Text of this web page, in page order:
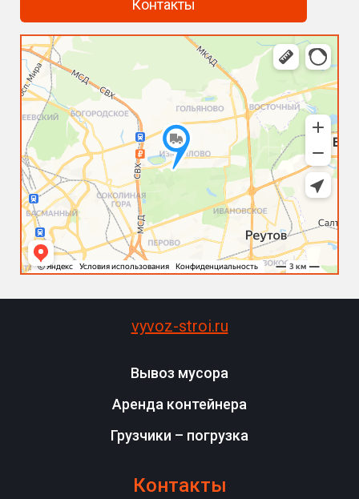
Контакты
vyvoz-stroi.ru
Вывоз мусора
Аренда контейнера
Грузчики – погрузка
Контакты